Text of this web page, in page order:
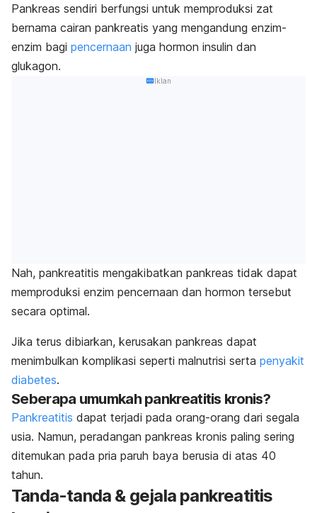
Pankreas sendiri berfungsi untuk memproduksi zat
bernama cairan pankreatis yang mengandung enzim-
enzim bagi pencernaan juga hormon insulin dan
glukagon.
Iklan
Nah, pankreatitis mengakibatkan pankreas tidak dapat
memproduksi enzim pencernaan dan hormon tersebut
secara optimal.
Jika terus dibiarkan, kerusakan pankreas dapat
menimbulkan komplikasi seperti malnutrisi serta penyakit
diabetes.
Seberapa umumkah pankreatitis kronis?
Pankreatitis dapat terjadi pada orang-orang dari segala
usia. Namun, peradangan pankreas kronis paling sering
ditemukan pada pria paruh baya berusia di atas 40
tahun.
Tanda-tanda & gejala pankreatitis